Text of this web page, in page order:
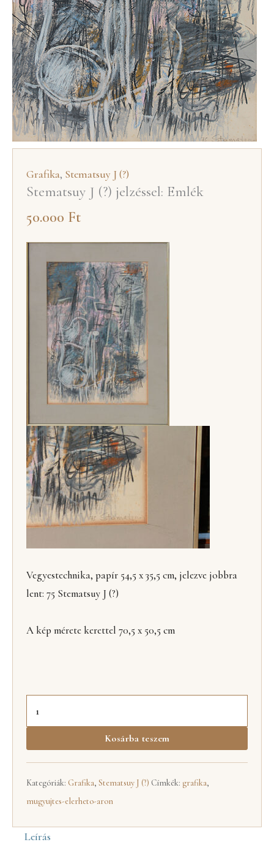
Grafika, Stematsuy J (?)
Stematsuy J (?) jelzéssel: Emlék
50.000 Ft
Vegyestechnika, papír 54,5 x 35,5 cm, jelezve jobbra
lent: 75 Stematsuy J (?)
A kép mérete kerettel 70,5 x 50,5 cm
Kosárba teszem
Kategóriák: Grafika, Stematsuy J (?) Címkék: grafika,
mugyujtes-elerheto-aron
Leírás